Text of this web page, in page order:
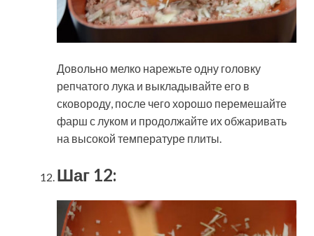
Довольно мелко нарежьте одну головку
репчатого лука и выкладывайте его в
сковороду, после чего хорошо перемешайте
фарш с луком и продолжайте их обжаривать
на высокой температуре плиты.
Шаг 12: